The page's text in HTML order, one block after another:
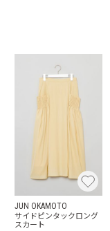
JUN OKAMOTO
サイドピンタックロング
スカート